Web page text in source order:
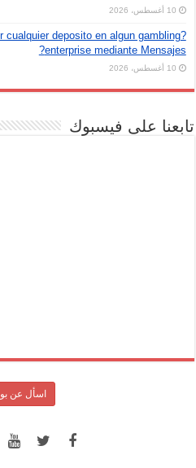
10 أغسطس، 2026
cualquier deposito en algun gambling
enterprise mediante Mensajes?
10 أغسطس، 2026
تابعنا على فيسبوك
اسأل عن